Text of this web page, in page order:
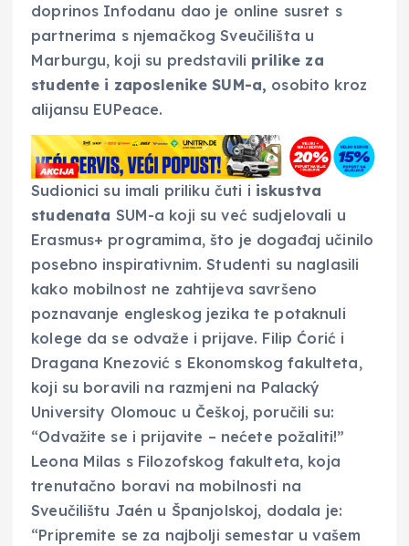
doprinos Infodanu dao je online susret s
partnerima s njemačkog Sveučilišta u
Marburgu, koji su predstavili prilike za
studente i zaposlenike SUM-a, osobito kroz
alijansu EUPeace.
Sudionici su imali priliku čuti i iskustva
studenata SUM-a koji su već sudjelovali u
Erasmus+ programima, što je događaj učinilo
posebno inspirativnim. Studenti su naglasili
kako mobilnost ne zahtijeva savršeno
poznavanje engleskog jezika te potaknuli
kolege da se odvaže i prijave. Filip Ćorić i
Dragana Knezović s Ekonomskog fakulteta,
koji su boravili na razmjeni na Palacký
University Olomouc u Češkoj, poručili su:
“Odvažite se i prijavite – nećete požaliti!”
Leona Milas s Filozofskog fakulteta, koja
trenutačno boravi na mobilnosti na
Sveučilištu Jaén u Španjolskoj, dodala je:
“Pripremite se za najbolji semestar u vašem